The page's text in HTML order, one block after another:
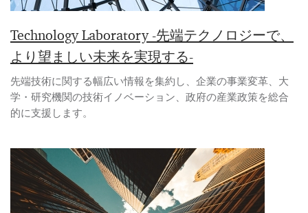
Technology Laboratory -先端テクノロジーで、
より望ましい未来を実現する-
先端技術に関する幅広い情報を集約し、企業の事業変革、大
学・研究機関の技術イノベーション、政府の産業政策を総合
的に支援します。